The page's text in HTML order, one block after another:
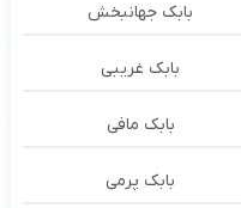
بابک جهانبخش
بابک غریبی
بابک مافی
بابک پرمی